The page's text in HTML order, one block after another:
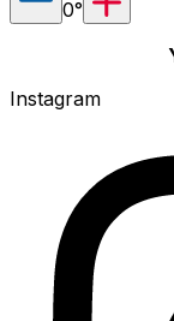
0°
Instagram